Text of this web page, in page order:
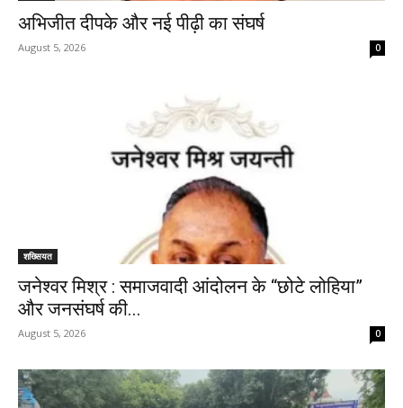
अभिजीत दीपके और नई पीढ़ी का संघर्ष
August 5, 2026 0
शख्सियत
जनेश्वर मिश्र : समाजवादी आंदोलन के “छोटे लोहिया”
और जनसंघर्ष की...
August 5, 2026 0